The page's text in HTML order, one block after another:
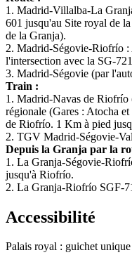
1. Madrid-Villalba-La
601 jusqu'au Site royal de
de la Granja).
2. Madrid-Ségovie-Riofrío
l'intersection avec la SG-
3. Madrid-Ségovie (par
Train :
1. Madrid-Navas de
régionale (Gares : Atocha
de Riofrío. 1 Km à pied
2. TGV Madrid-Ségovie-
Depuis la Granja par la
1. La Granja-Ségovie-
jusqu'à Riofrío.
2. La Granja-Riofrío SGF-
Accessibilité
Palais royal : guichet